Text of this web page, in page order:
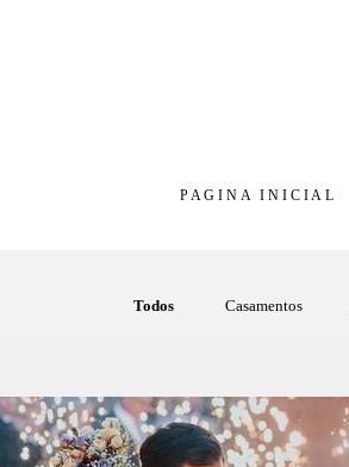
PAGINA INICIAL
Todos Casamentos